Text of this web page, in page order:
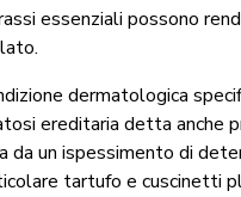
essenziali possono
dermatologica
ereditaria detta anche
da un ispessimento di
tartufo e cuscinetti